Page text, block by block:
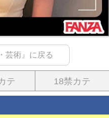
芸術』に戻る
テ 18禁カテ